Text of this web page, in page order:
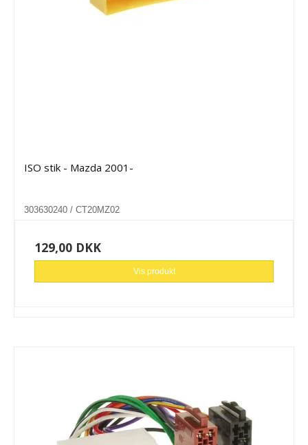
ISO stik - Mazda 2001-
303630240 / CT20MZ02
129,00 DKK
Vis produkt